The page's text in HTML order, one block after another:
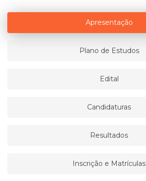
Apresentação
Plano de Estudos
Edital
Candidaturas
Resultados
Inscrição e Matrículas